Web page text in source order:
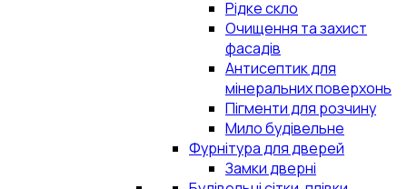
Рідке скло
Очищення та захист
фасадів
Антисептик для
мінеральних поверхонь
Пігменти для розчину
Мило будівельне
Фурнітура для дверей
Замки дверні